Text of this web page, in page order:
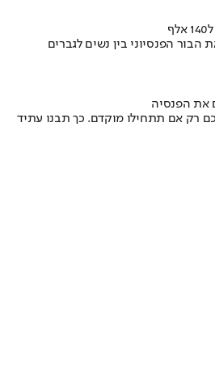
הבור הפנסיוני בין נשים לגברים
את הפנסיה
רק אם תתחילו מוקדם. כך תבנו עתיד